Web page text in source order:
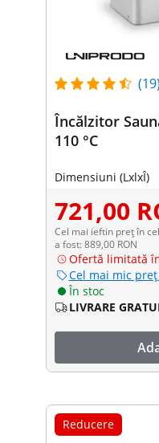
(19)
Încălzitor
110 °C
Dimensiuni (LxlxÎ)
721,00
Cel mai ieftin preț în
a fost: 889,00 RON
Ofertă limitată
Cel mai mic
În stoc
LIVRARE
Reducere